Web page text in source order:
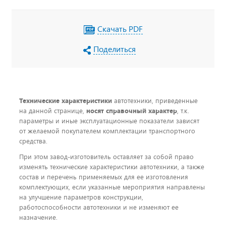
Скачать PDF
Поделиться
Технические характеристики автотехники, приведенные
на данной странице, носят справочный характер, т.к.
параметры и иные эксплуатационные показатели зависят
от желаемой покупателем комплектации транспортного
средства.
При этом завод-изготовитель оставляет за собой право
изменять технические характеристики автотехники, а также
состав и перечень применяемых для ее изготовления
комплектующих, если указанные мероприятия направлены
на улучшение параметров конструкции,
работоспособности автотехники и не изменяют ее
назначение.